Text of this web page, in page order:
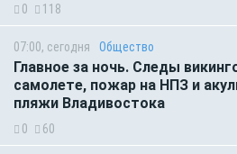
0 118
07:00, сегодня Общество
Главное за ночь. Следы
самолете, пожар на НПЗ и
пляжи Владивостока
0 60